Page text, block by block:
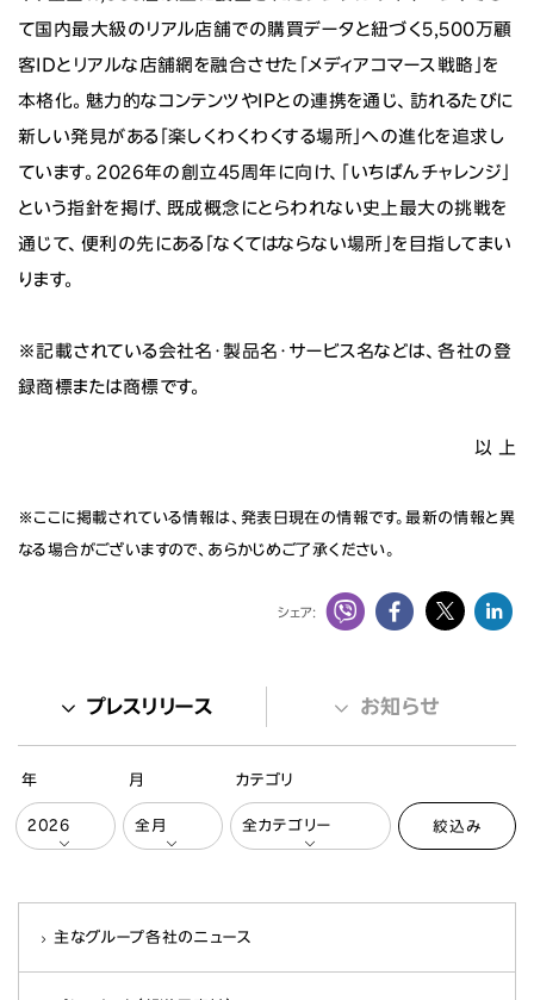
て国内最大級のリアル店舗での購買データと紐づく5,500万顧
客IDとリアルな店舗網を融合させた「メディアコマース戦略」を
本格化。魅力的なコンテンツやIPとの連携を通じ、訪れるたびに
新しい発見がある「楽しくわくわくする場所」への進化を追求し
ています。2026年の創立45周年に向け、「いちばんチャレンジ」
という指針を掲げ、既成概念にとらわれない史上最大の挑戦を
通じて、便利の先にある「なくてはならない場所」を目指してまい
ります。
※記載されている会社名・製品名・サービス名などは、各社の登
録商標または商標です。
以 上
※ここに掲載されている情報は、発表日現在の情報です。最新の情報と異
なる場合がございますので、あらかじめご了承ください。
シェア:
プレスリリース お知らせ
年 月 カテゴリ
絞込み
主なグループ各社のニュース